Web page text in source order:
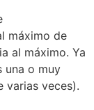
máximo de
al máximo. Ya
una o muy
varias veces).